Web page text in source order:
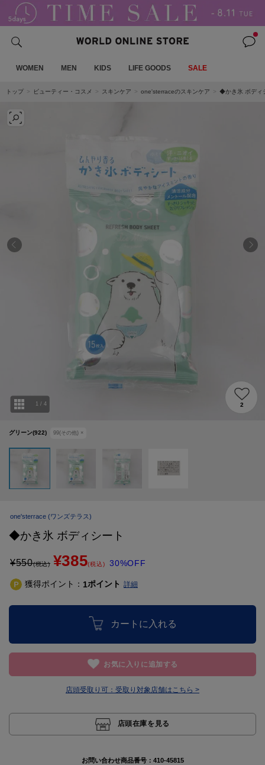
WOMEN MEN KIDS LIFE GOODS SALE
トップ ビューティー・コスメ スキンケア one'sterraceのスキンケア ◆かき氷 ボディ
グリーン(922) 99(その他) ×
1 / 4 2
one'sterrace (ワンズテラス)
◆かき氷 ボディシート
¥550(税込) ¥385(税込) 30%OFF
獲得ポイント： 1ポイント 詳細
カートに入れる
お気に入りに追加する
店頭受取り可： 受取り対象店舗はこちら >
店頭在庫を見る
お問い合わせ商品番号： 410-45815